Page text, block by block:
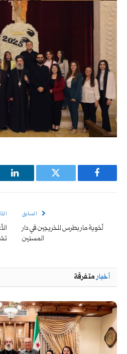
فيسبوك تويتر
السابق
أخوية مار بطرس للخريجين في دار
المسنين
أخبارمتفرقة